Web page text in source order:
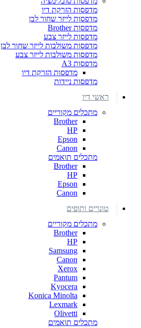
מדפסות הזרקת דיו
מדפסות לייזר שחור לבן
מדפסות Brother
מדפסות לייזר צבע
מדפסות משולבות לייזר שחור לבן
מדפסות משולבות לייזר צבע
מדפסות A3
מדפסות הזרקת דיו
מדפסות ניידות
ראשי דיו
מתכלים מקוריים
Brother
HP
Epson
Canon
מתכלים תואמים
Brother
HP
Epson
Canon
טונרים ותופים
מתכלים מקוריים
Brother
HP
Samsung
Canon
Xerox
Pantum
Kyocera
Konica Minolta
Lexmark
Olivetti
מתכלים תואמים